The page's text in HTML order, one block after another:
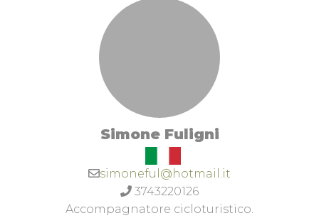
cultura e la tradizione popolare. La bici è per me
una filosofia di vita, infatti più che ciclista amo
definirmi ciclofila.Ho una pagina facebook "Bike
is life" Simona Cintio e una pagina Instagram
Simone Fuligni
simoneful@hotmail.it
3743220126
Accompagnatore cicloturistico.